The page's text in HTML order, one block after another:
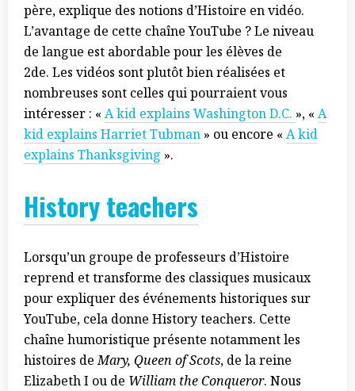
père, explique des notions d’Histoire en vidéo.
L’avantage de cette chaîne YouTube ? Le niveau
de langue est abordable pour les élèves de
2de. Les vidéos sont plutôt bien réalisées et
nombreuses sont celles qui pourraient vous
intéresser : « A kid explains Washington D.C. », « A
kid explains Harriet Tubman » ou encore « A kid
explains Thanksgiving ».
History teachers
Lorsqu’un groupe de professeurs d’Histoire
reprend et transforme des classiques musicaux
pour expliquer des événements historiques sur
YouTube, cela donne History teachers. Cette
chaîne humoristique présente notamment les
histoires deMary, Queen of Scots, de la reine
Elizabeth I ou de William the Conqueror. Nous